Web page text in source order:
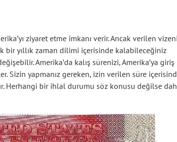
ziyaret etme imkanı verir. Ancak verilen
bir yıllık zaman dilimi içerisinde kalabileceğiniz
Amerika’da kalış sürenizi, Amerika’ya giriş
Sizin yapmanız gereken, izin verilen süre
Herhangi bir ihlal durumu söz konusu değilse